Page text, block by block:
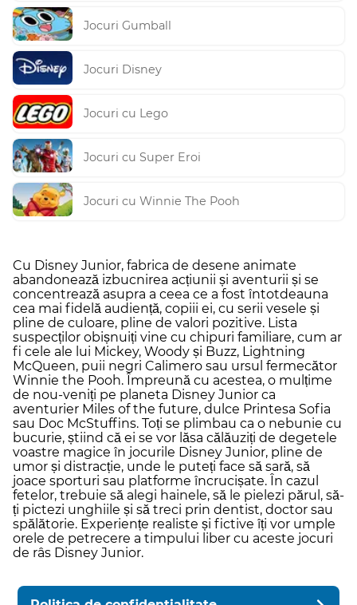
Jocuri Gumball
Jocuri Disney
Jocuri cu Lego
Jocuri cu Super Eroi
Jocuri cu Winnie The Pooh
Cu Disney Junior, fabrica de desene animate
abandonează izbucnirea acțiunii și aventurii și se
concentrează asupra a ceea ce a fost întotdeauna
cea mai fidelă audiență, copiii ei, cu serii vesele și
pline de culoare, pline de valori pozitive. Lista
suspecților obișnuiți vine cu chipuri familiare, cum ar
fi cele ale lui Mickey, Woody și Buzz, Lightning
McQueen, puii negri Calimero sau ursul fermecător
Winnie the Pooh. Împreună cu acestea, o mulțime
de nou-veniți pe planeta Disney Junior ca
aventurier Miles of the future, dulce Printesa Sofia
sau Doc McStuffins. Toți se plimbau ca o nebunie cu
bucurie, știind că ei se vor lăsa călăuziți de degetele
voastre magice în jocurile Disney Junior, pline de
umor și distracție, unde le puteți face să sară, să
joace sporturi sau platforme încrucișate. În cazul
fetelor, trebuie să alegi hainele, să le pielezi părul, să-
ți pictezi unghiile și să treci prin dentist, doctor sau
spălătorie. Experiențe realiste și fictive îți vor umple
orele de petrecere a timpului liber cu aceste jocuri
de râs Disney Junior.